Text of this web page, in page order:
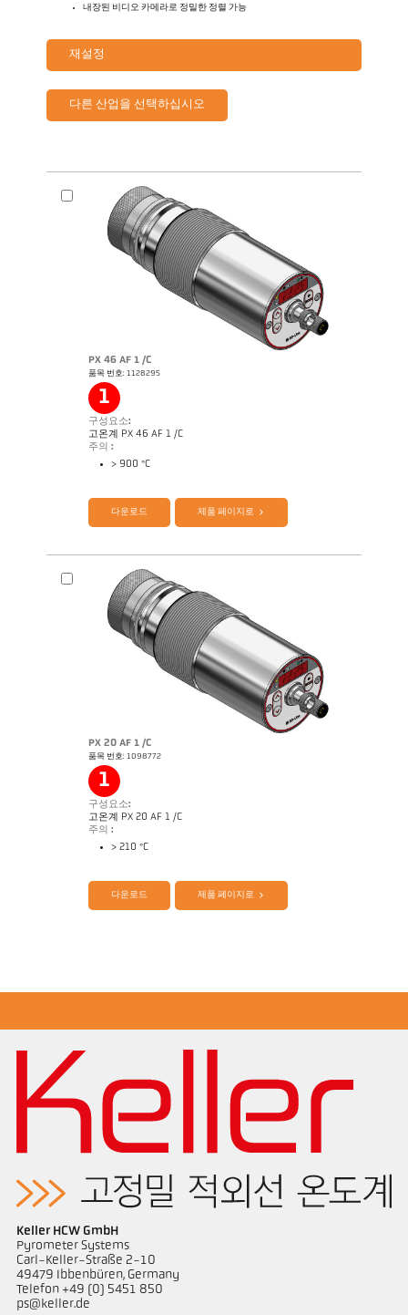
내장된 비디오 카메라로 정밀한 정렬 가능
재설정
다른 산업을 선택하십시오
PX 46 AF 1 /C
품목 번호: 1128295
1
구성요소:
고온계 PX 46 AF 1 /C
주의 :
> 900 °C
제품 카다로그 CellaTemp PX
다운로드 제품 페이지로
PX 20 AF 1 /C
품목 번호: 1098772
1
구성요소:
고온계 PX 20 AF 1 /C
주의 :
> 210 °C
다운로드 제품 페이지로
Keller HCW GmbH
Pyrometer Systems
Carl-Keller-Straße 2-10
49479 Ibbenbüren, Germany
Telefon +49 (0) 5451 850
ps@keller.de